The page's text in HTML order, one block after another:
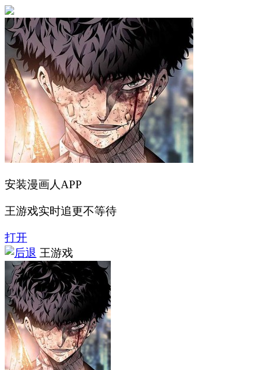
安装漫画人APP
王游戏实时追更不等待
打开
王游戏